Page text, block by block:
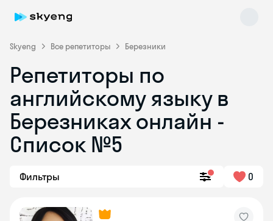
Skyeng Все репетиторы Березники
Репетиторы по
английскому языку в
Березниках онлайн -
Список №5
Фильтры 0